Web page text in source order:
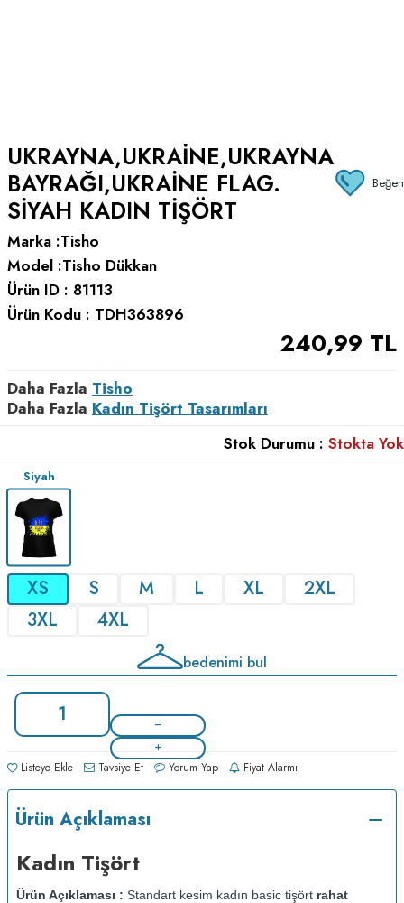
UKRAYNA,UKRAINE,UKRAYNA
BAYRAĞI,UKRAINE FLAG.
SIYAH KADIN TIŞÖRT
Beğen
Marka :Tisho
Model :Tisho Dükkan
Ürün ID : 81113
Ürün Kodu : TDH363896
240,99 TL
Daha Fazla Tisho
Daha Fazla Kadın Tişört Tasarımları
Stok Durumu : Stokta Yok
Siyah
XS S M L XL
2XL
3XL
4XL
bedenimi bul
Listeye Ekle Tavsiye Et Yorum Yap Fiyat Alarmı
Ürün Açıklaması
Kadın Tişört
Ürün Açıklaması : Standart kesim kadın basic tişört rahat